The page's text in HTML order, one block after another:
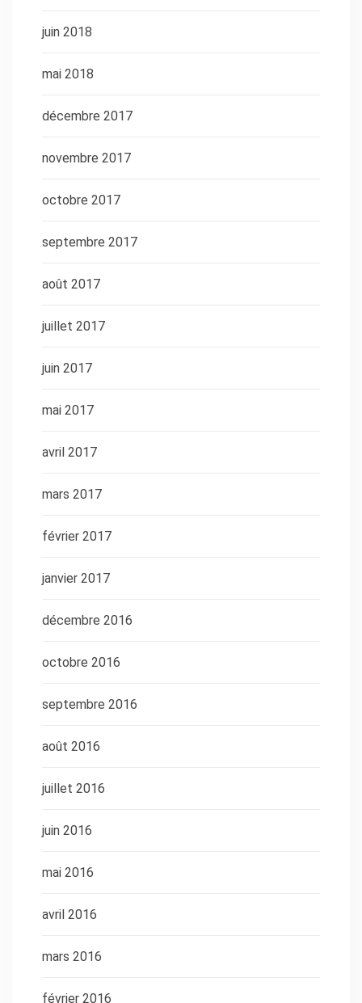
juin 2018
mai 2018
décembre 2017
novembre 2017
octobre 2017
septembre 2017
août 2017
juillet 2017
juin 2017
mai 2017
avril 2017
mars 2017
février 2017
janvier 2017
décembre 2016
octobre 2016
septembre 2016
août 2016
juillet 2016
juin 2016
mai 2016
avril 2016
mars 2016
février 2016